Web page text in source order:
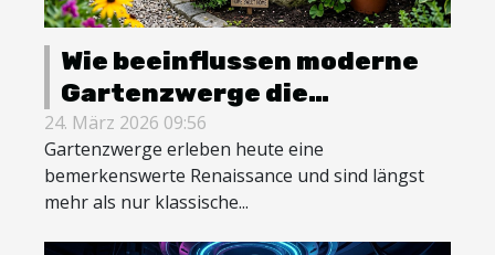
Wie beeinflussen moderne
Gartenzwerge die
Gartengestaltung?
24. März 2026 09:56
Gartenzwerge erleben heute eine
bemerkenswerte Renaissance und sind längst
mehr als nur klassische...